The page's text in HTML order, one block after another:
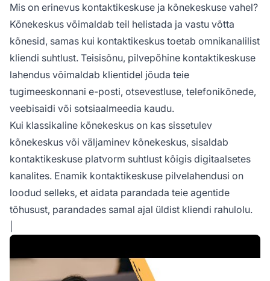
Mis on erinevus kontaktikeskuse ja kõnekeskuse vahel?
Kõnekeskus võimaldab teil helistada ja vastu võtta
kõnesid, samas kui kontaktikeskus toetab omnikanalilist
kliendi suhtlust. Teisisõnu, pilvepõhine kontaktikeskuse
lahendus võimaldab klientidel jõuda teie
tugimeeskonnani e-posti, otsevestluse, telefonikõnede,
veebisaidi või sotsiaalmeedia kaudu.
Kui klassikaline kõnekeskus on kas sissetulev
kõnekeskus või väljaminev kõnekeskus, sisaldab
kontaktikeskuse platvorm suhtlust kõigis digitaalsetes
kanalites. Enamik kontaktikeskuse pilvelahendusi on
loodud selleks, et aidata parandada teie agentide
tõhusust, parandades samal ajal üldist kliendi rahulolu.